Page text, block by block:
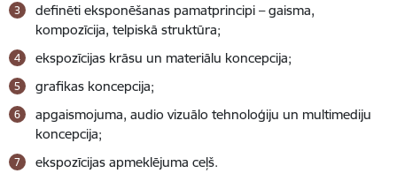
deﬁnēti eksponēšanas pamatprincipi – gaisma,
kompozīcija, telpiskā struktūra;
ekspozīcijas krāsu un materiālu koncepcija;
graﬁkas koncepcija;
apgaismojuma, audio vizuālo tehnoloģiju un multimediju
koncepcija;
ekspozīcijas apmeklējuma ceļš.